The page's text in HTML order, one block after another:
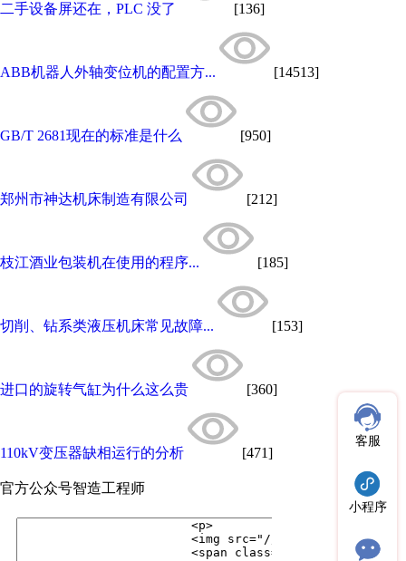
二手设备屏还在，PLC 没了 [136]
ABB机器人外轴变位机的配置方... [14513]
GB/T 2681现在的标准是什么 [950]
郑州市神达机床制造有限公司 [212]
枝江酒业包装机在使用的程序... [185]
切削、钻系类液压机床常见故障... [153]
进口的旋转气缸为什么这么贵 [360]
110kV变压器缺相运行的分析 [471]
官方公众号智造工程师
客服
小程序